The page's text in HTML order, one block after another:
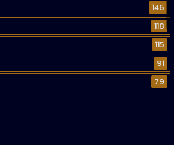
146
118
115
91
79